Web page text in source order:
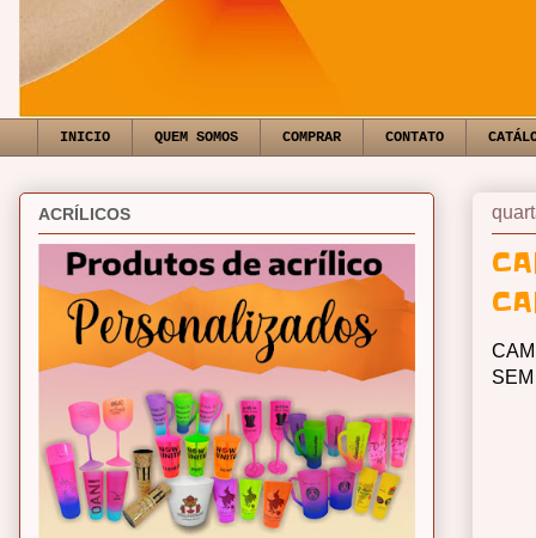
INICIO QUEM SOMOS COMPRAR CONTATO
ACRÍLICOS